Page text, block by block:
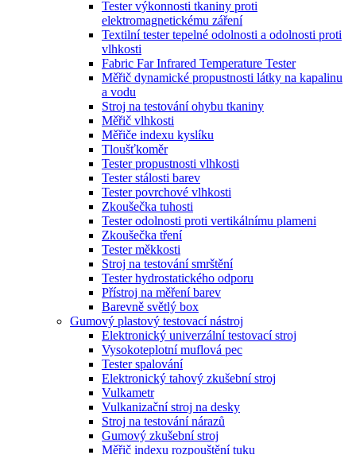
Tester výkonnosti tkaniny proti
elektromagnetickému záření
Textilní tester tepelné odolnosti a odolnosti proti
vlhkosti
Fabric Far Infrared Temperature Tester
Měřič dynamické propustnosti látky na kapalinu
a vodu
Stroj na testování ohybu tkaniny
Měřič vlhkosti
Měřiče indexu kyslíku
Tloušťkoměr
Tester propustnosti vlhkosti
Tester stálosti barev
Tester povrchové vlhkosti
Zkoušečka tuhosti
Tester odolnosti proti vertikálnímu plameni
Zkoušečka tření
Tester měkkosti
Stroj na testování smrštění
Tester hydrostatického odporu
Přístroj na měření barev
Barevně světlý box
Gumový plastový testovací nástroj
Elektronický univerzální testovací stroj
Vysokoteplotní muflová pec
Tester spalování
Elektronický tahový zkušební stroj
Vulkametr
Vulkanizační stroj na desky
Stroj na testování nárazů
Gumový zkušební stroj
Měřič indexu rozpouštění tuku